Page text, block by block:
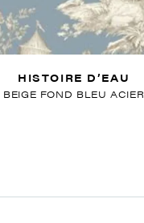
HISTOIRE D’EAU
BEIGE FOND BLEU ACIER